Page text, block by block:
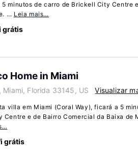
5 minutos de carro de Brickell City Centre
... Leia mais…
grátis
Home in Miami
Miami, Florida 33145, US Visualizar
villa em Miami (Coral Way), ficará a 5
Centre e de Bairro Comercial da Baixa de
grátis